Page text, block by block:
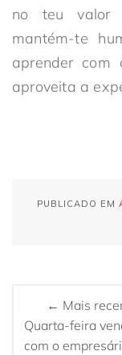
no teu valor
mantém-te
aprender com
aproveita a
PUBLICADO EM
← Mais
Quarta-feira
com o